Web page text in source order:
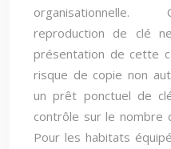
organisationnelle.
reproduction de clé
présentation de cette
risque de copie non
un prêt ponctuel de
contrôle sur le nombre
Pour les habitats